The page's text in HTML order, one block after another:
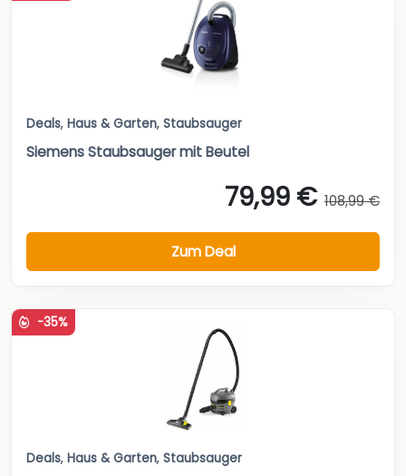
Deals, Haus & Garten, Staubsauger
Siemens Staubsauger mit Beutel
79,99 € 108,99 €
Zum Deal
-35%
Deals, Haus & Garten, Staubsauger